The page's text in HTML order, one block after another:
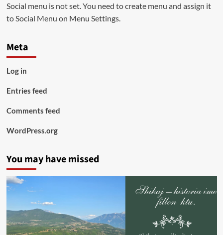
Social menu is not set. You need to create menu and assign it
to Social Menu on Menu Settings.
Meta
Log in
Entries feed
Comments feed
WordPress.org
You may have missed